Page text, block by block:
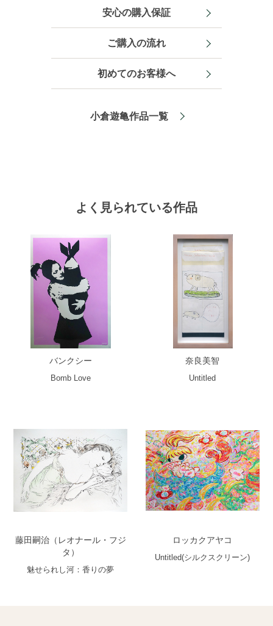
安心の購入保証
ご購入の流れ
初めてのお客様へ
小倉遊亀作品一覧
よく見られている作品
バンクシー
Bomb Love
奈良美智
Untitled
藤田嗣治（レオナール・フジ
タ）
魅せられし河：香りの夢
ロッカクアヤコ
Untitled(シルクスクリーン)